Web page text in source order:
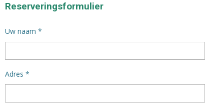
Reserveringsformulier
Uw naam *
Adres *